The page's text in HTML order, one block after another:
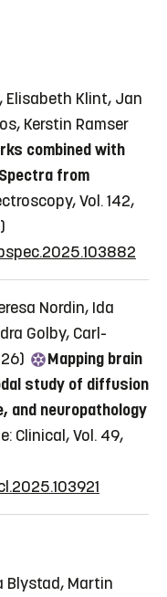
Elisabeth Klint, Jan
Kerstin Ramser
combined with
from
Vol. 142,
Nordin, Ida
Golby, Carl-
Mapping brain
study of diffusion
and neuropathology
Clinical, Vol. 49,
Blystad, Martin